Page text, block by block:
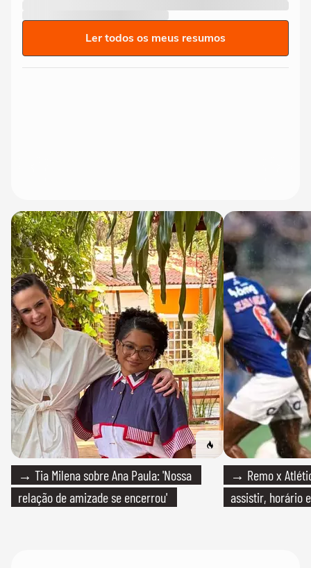
Ler todos os meus resumos
→ Tia Milena sobre Ana Paula: 'Nossa
relação de amizade se encerrou'
→ Remo x
assistir, horário